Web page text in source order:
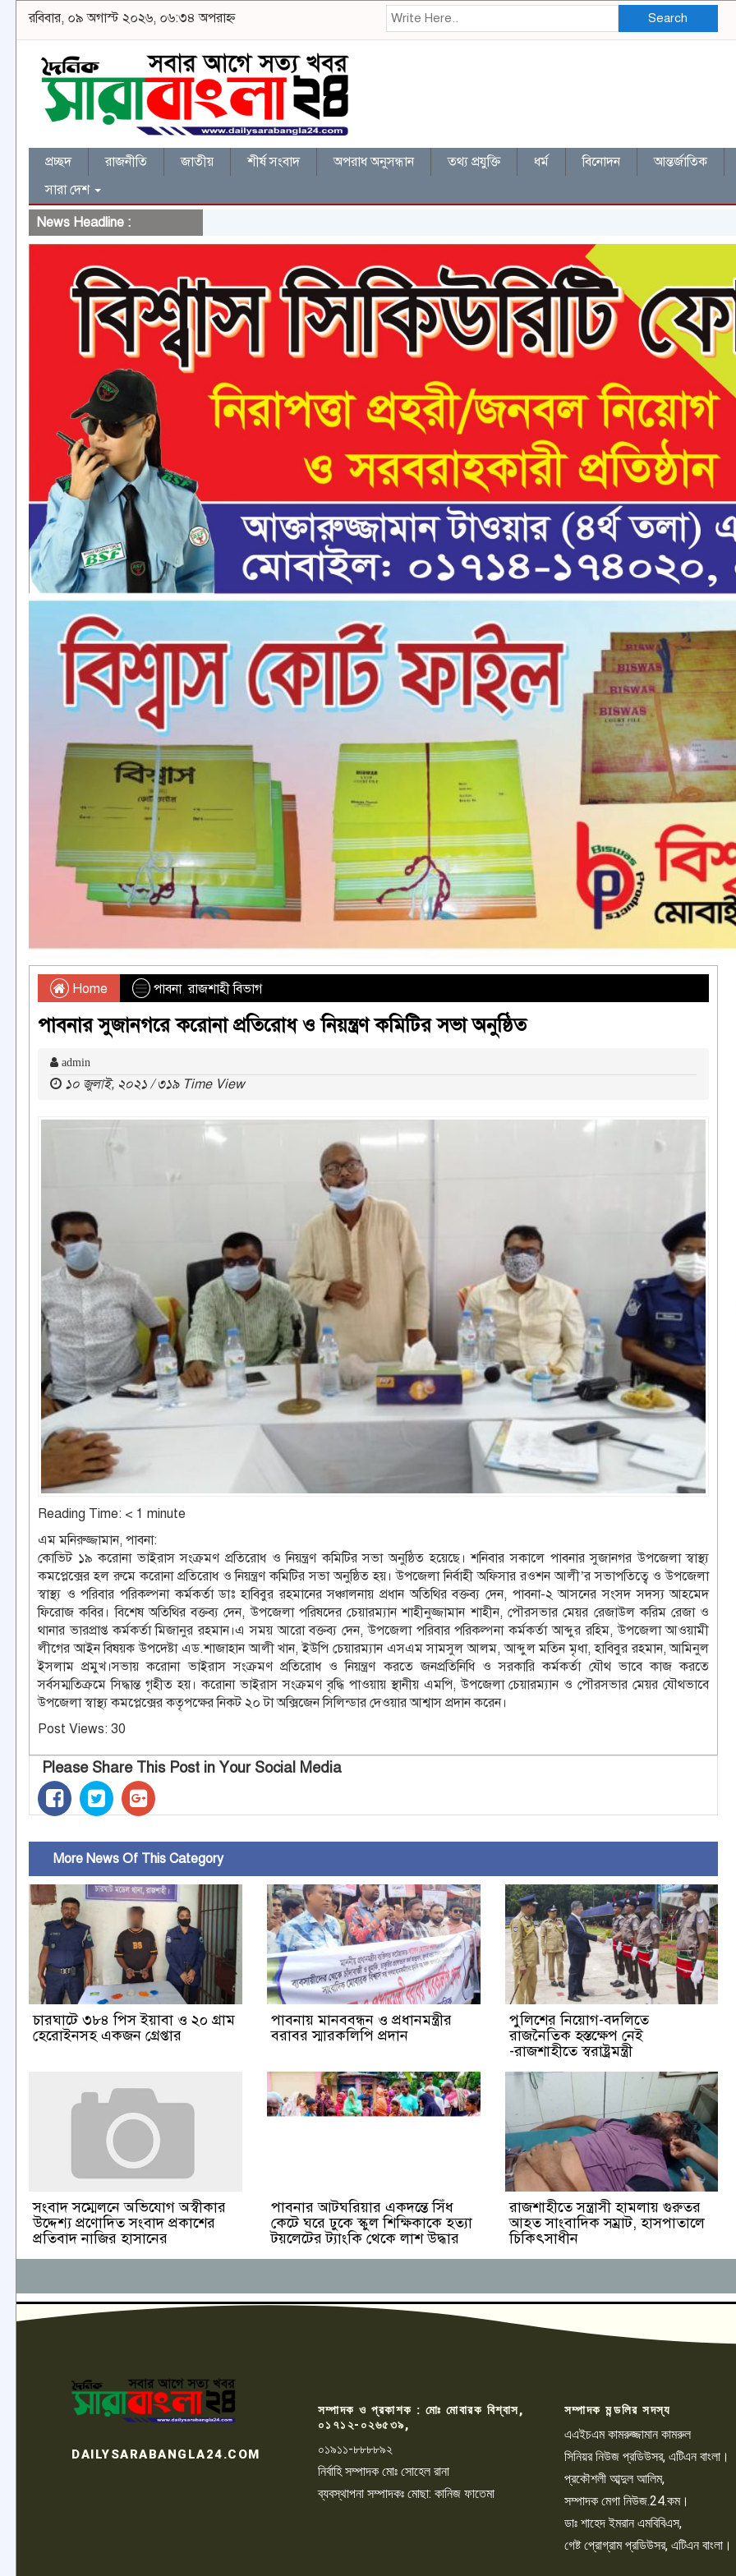
রবিবার, ০৯ অগাস্ট ২০২৬, ০৬:৩৪ অপরাহ্ন Search
প্রচ্ছদ রাজনীতি জাতীয় শীর্ষ সংবাদ অপরাধ অনুসন্ধান তথ্য প্রযুক্তি ধর্ম বিনোদন আন্তর্জাতিক
সারা দেশ
News Headline :
Home পাবনা,রাজশাহী বিভাগ
পাবনার সুজানগরে করোনা প্রতিরোধ ও নিয়ন্ত্রণ কমিটির সভা অনুষ্ঠিত
admin
১০ জুলাই, ২০২১ / ৩১৯ Time View
Reading Time: < 1 minute
এম মনিরুজ্জামান, পাবনা:
কোভিট ১৯ করোনা ভাইরাস সংক্রমণ প্রতিরোধ ও নিয়ন্ত্রণ কমিটির সভা অনুষ্ঠিত হয়েছে। শনিবার সকালে পাবনার সুজানগর উপজেলা স্বাস্থ্য
কমপ্লেক্সের হল রুমে করোনা প্রতিরোধ ও নিয়ন্ত্রণ কমিটির সভা অনুষ্ঠিত হয়। উপজেলা নির্বাহী অফিসার রওশন আলী’র সভাপতিত্বে ও উপজেলা
স্বাস্থ্য ও পরিবার পরিকল্পনা কর্মকর্তা ডাঃ হাবিবুর রহমানের সঞ্চালনায় প্রধান অতিথির বক্তব্য দেন, পাবনা-২ আসনের সংসদ সদস্য আহমেদ
ফিরোজ কবির। বিশেষ অতিথির বক্তব্য দেন, উপজেলা পরিষদের চেয়ারম্যান শাহীনুজ্জামান শাহীন, পৌরসভার মেয়র রেজাউল করিম রেজা ও
থানার ভারপ্রাপ্ত কর্মকর্তা মিজানুর রহমান।এ সময় আরো বক্তব্য দেন, উপজেলা পরিবার পরিকল্পনা কর্মকর্তা আব্দুর রহিম, উপজেলা আওয়ামী
লীগের আইন বিষয়ক উপদেষ্টা এড.শাজাহান আলী খান, ইউপি চেয়ারম্যান এসএম সামসুল আলম, আব্দুল মতিন মৃধা, হাবিবুর রহমান, আমিনুল
ইসলাম প্রমুখ।সভায় করোনা ভাইরাস সংক্রমণ প্রতিরোধ ও নিয়ন্ত্রণ করতে জনপ্রতিনিধি ও সরকারি কর্মকর্তা যৌথ ভাবে কাজ করতে
সর্বসম্মতিক্রমে সিদ্ধান্ত গৃহীত হয়। করোনা ভাইরাস সংক্রমণ বৃদ্ধি পাওয়ায় স্থানীয় এমপি, উপজেলা চেয়ারম্যান ও পৌরসভার মেয়র যৌথভাবে
উপজেলা স্বাস্থ্য কমপ্লেক্সের কতৃপক্ষের নিকট ২০ টা অক্সিজেন সিলিন্ডার দেওয়ার আশ্বাস প্রদান করেন।
Post Views: 30
Please Share This Post in Your Social Media
More News Of This Category
চারঘাটে ৩৮৪ পিস ইয়াবা ও ২০ গ্রাম
হেরোইনসহ একজন গ্রেপ্তার
পাবনায় মানববন্ধন ও প্রধানমন্ত্রীর
বরাবর স্মারকলিপি প্রদান
পুলিশের নিয়োগ-বদলিতে
রাজনৈতিক হস্তক্ষেপ নেই
-রাজশাহীতে স্বরাষ্ট্রমন্ত্রী
সংবাদ সম্মেলনে অভিযোগ অস্বীকার
উদ্দেশ্য প্রণোদিত সংবাদ প্রকাশের
প্রতিবাদ নাজির হাসানের
পাবনার আটঘরিয়ার একদন্তে সিঁধ
কেটে ঘরে ঢুকে স্কুল শিক্ষিকাকে হত্যা
টয়লেটের ট্যাংকি থেকে লাশ উদ্ধার
রাজশাহীতে সন্ত্রাসী হামলায় গুরুতর
আহত সাংবাদিক সম্রাট, হাসপাতালে
চিকিৎসাধীন
DAILYSARABANGLA24.COM
সম্পাদক ও প্রকাশক : মোঃ মোবারক বিশ্বাস,
০১৭১২-০২৬৫৩৯,
০১৯১১-৮৮৮৮৯২
নির্বাহি সম্পাদক মোঃ সোহেল রানা
ব্যবস্থাপনা সম্পাদকঃ মোছা: কানিজ ফাতেমা
সম্পাদক মন্ডলির সদস্য
এএইচএম কামরুজ্জামান কামরুল
সিনিয়র নিউজ প্রডিউসর, এটিএন বাংলা।
প্রকৌশলী আব্দুল আলিম,
সম্পাদক মেগা নিউজ.24.কম।
ডাঃ শাহেদ ইমরান এমবিবিএস,
গেষ্ট প্রোগ্রাম প্রডিউসর, এটিএন বাংলা।